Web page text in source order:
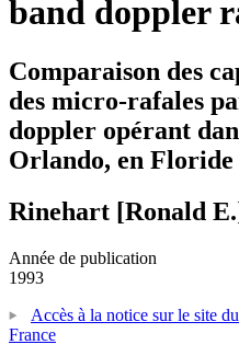
band doppler
Comparaison des
des micro-rafales
doppler opérant
Orlando, en Floride
Rinehart [Ronald
Année de publication
1993
Accès à la notice sur le site
France